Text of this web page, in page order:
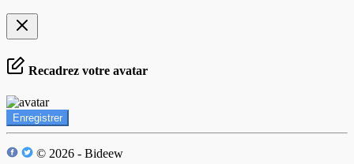
Recadrez votre avatar
Enregistrer
© 2026 - Bideew